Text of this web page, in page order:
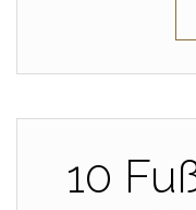
10